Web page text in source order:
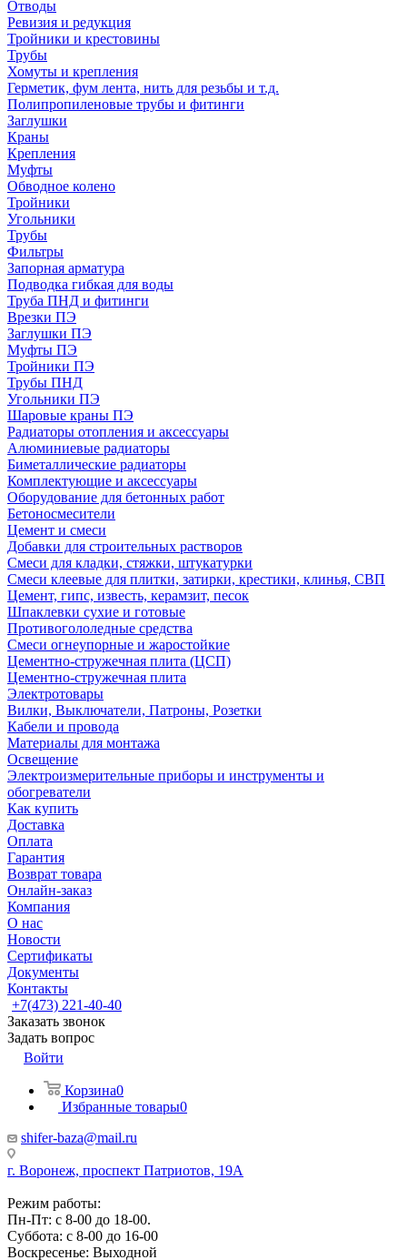
Отводы
Ревизия и редукция
Тройники и крестовины
Трубы
Хомуты и крепления
Герметик, фум лента, нить для резьбы и т.д.
Полипропиленовые трубы и фитинги
Заглушки
Краны
Крепления
Муфты
Обводное колено
Тройники
Угольники
Трубы
Фильтры
Запорная арматура
Подводка гибкая для воды
Труба ПНД и фитинги
Врезки ПЭ
Заглушки ПЭ
Муфты ПЭ
Тройники ПЭ
Трубы ПНД
Угольники ПЭ
Шаровые краны ПЭ
Радиаторы отопления и аксессуары
Алюминиевые радиаторы
Биметаллические радиаторы
Комплектующие и аксессуары
Оборудование для бетонных работ
Бетоносмесители
Цемент и смеси
Добавки для строительных растворов
Смеси для кладки, стяжки, штукатурки
Смеси клеевые для плитки, затирки, крестики, клинья, СВП
Цемент, гипс, известь, керамзит, песок
Шпаклевки сухие и готовые
Противогололедные средства
Смеси огнеупорные и жаростойкие
Цементно-стружечная плита (ЦСП)
Цементно-стружечная плита
Электротовары
Вилки, Выключатели, Патроны, Розетки
Кабели и провода
Материалы для монтажа
Освещение
Электроизмерительные приборы и инструменты и
обогреватели
Как купить
Доставка
Оплата
Гарантия
Возврат товара
Онлайн-заказ
Компания
О нас
Новости
Сертификаты
Документы
Контакты
+7(473) 221-40-40
Заказать звонок
Задать вопрос
Войти
Корзина0
Избранные товары0
shifer-baza@mail.ru
г. Воронеж, проспект Патриотов, 19А
Режим работы:
Пн-Пт: с 8-00 до 18-00.
Суббота: с 8-00 до 16-00
Воскресенье: Выходной